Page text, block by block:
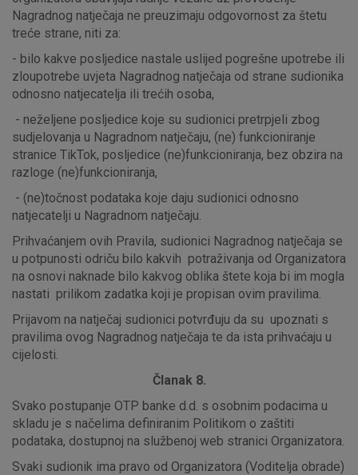
Nagradnog natječaja ne preuzimaju odgovornost za štetu
treće strane, niti za:
- bilo kakve posljedice nastale uslijed pogrešne upotrebe ili
zloupotrebe uvjeta Nagradnog natječaja od strane sudionika
odnosno natjecatelja ili trećih osoba,
- neželjene posljedice koje su sudionici pretrpjeli zbog
sudjelovanja u Nagradnom natječaju, (ne) funkcioniranje
stranice TikTok, posljedice (ne)funkcioniranja, bez obzira na
razloge (ne)funkcioniranja,
- (ne)točnost podataka koje daju sudionici odnosno
natjecatelji u Nagradnom natječaju.
Prihvaćanjem ovih Pravila, sudionici Nagradnog natječaja se
u potpunosti odriču bilo kakvih potraživanja od Organizatora
na osnovi naknade bilo kakvog oblika štete koja bi im mogla
nastati prilikom zadatka koji je propisan ovim pravilima.
Prijavom na natječaj sudionici potvrđuju da su upoznati s
pravilima ovog Nagradnog natječaja te da ista prihvaćaju u
cijelosti.
Članak 8.
Svako postupanje OTP banke d.d. s osobnim podacima u
skladu je s načelima definiranim Politikom o zaštiti
podataka, dostupnoj na službenoj web stranici Organizatora.
Svaki sudionik ima pravo od Organizatora (Voditelja obrade)
Analitički kolačići
Marketinški kolačići
Prihvaćam upotrebu navedenih kolačića
Ovi kolačići nužni su za funkcioniranje internetske stranice i
ne mogu se isključiti u našim sustavima. Uobičajeno se
postavljaju kao odgovor na vaše radnje koje uključuju zahtjev
za uslugama, kao što su postavke kolačića. Svoj preglednik
možete postaviti da blokira te kolačiće ili pošalje upozorenje
o njima, ali u tom slučaju neki dijelovi stranice neće raditi. Ti
kolačići ne pohranjuju nikakve informacije koje bi vas mogle
Detaljnije informacije o kolačićima